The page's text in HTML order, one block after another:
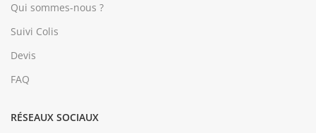
Qui sommes-nous ?
Suivi Colis
Devis
FAQ
RÉSEAUX SOCIAUX